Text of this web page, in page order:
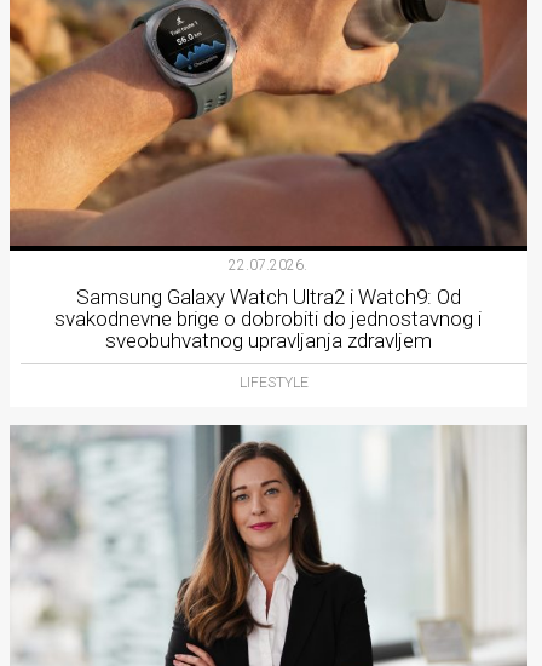
22.07.2026.
Samsung Galaxy Watch Ultra2 i Watch9: Od
svakodnevne brige o dobrobiti do jednostavnog i
sveobuhvatnog upravljanja zdravljem
LIFESTYLE